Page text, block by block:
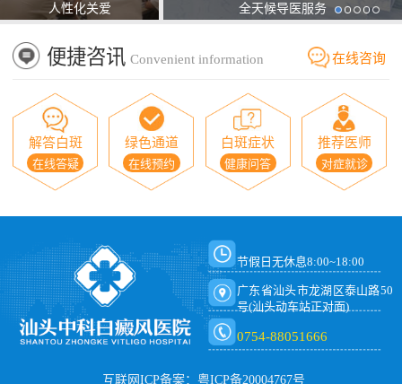
人性化关爱 全天候导医服务
便捷咨讯 Convenient information 在线咨询
解答白斑
在线答疑
绿色通道
在线预约
白斑症状
健康问答
推荐医师
对症就诊
节假日无休息8:00~18:00
广东省汕头市龙湖区泰山路50
号(汕头动车站正对面)
0754-88051666
互联网ICP备案：粤ICP备20004767号